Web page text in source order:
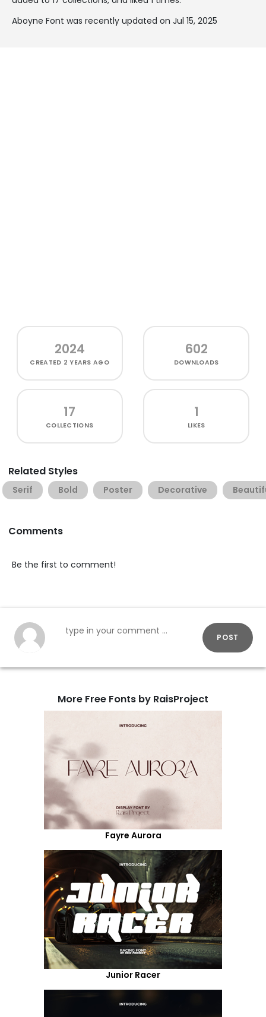
Aboyne Font was recently updated on Jul 15, 2025
2024
CREATED 2 YEARS AGO
602
DOWNLOADS
17
COLLECTIONS
1
LIKES
Related Styles
Serif Bold Poster Decorative
Comments
Be the first to comment!
POST
More Free Fonts by RaisProject
Fayre Aurora
Junior Racer